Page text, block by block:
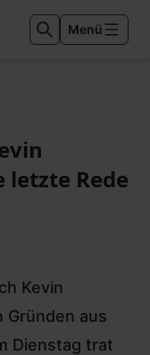
Menü
letzte Rede
Kevin
Gründen aus
Dienstag trat